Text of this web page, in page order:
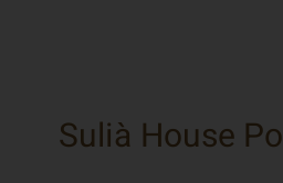
Sulià House